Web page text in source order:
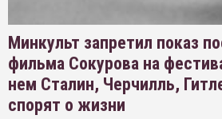
Минкульт запретил показ
фильма Сокурова на
нем Сталин, Черчилль,
спорят о жизни